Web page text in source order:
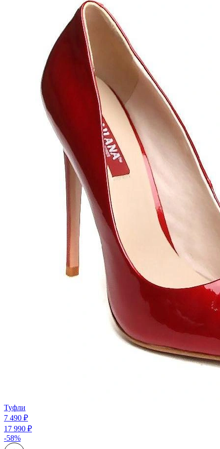
Туфли
7 490 ₽
17 990 ₽
-58%